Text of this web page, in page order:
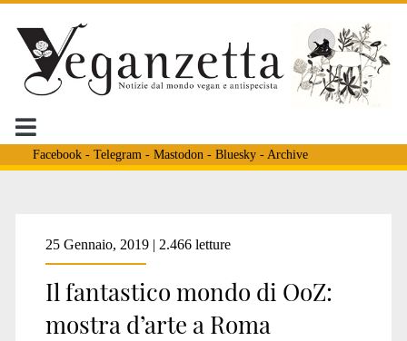
Facebook- Telegram - Mastodon - Bluesky- Archive
Tag:
<span>il
25 Gennaio, 2019 | 2.466 letture
Il fantastico mondo di OoZ:
mostra d’arte a Roma